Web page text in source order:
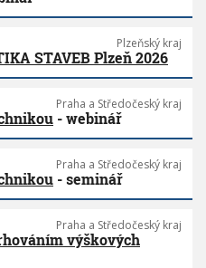
Plzeňský kraj
STAVEB Plzeň 2026
Praha a Středočeský kraj
- webinář
Praha a Středočeský kraj
- seminář
Praha a Středočeský kraj
výškových